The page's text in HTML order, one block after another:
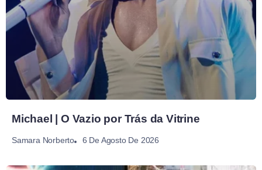
Michael | O Vazio por Trás da Vitrine
Samara Norberto 6 De Agosto De 2026